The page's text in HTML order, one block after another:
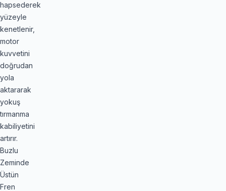
hapsederek
yüzeyle
kenetlenir,
motor
kuvvetini
doğrudan
yola
aktararak
yokuş
tırmanma
kabiliyetini
artırır.
Buzlu
Zeminde
Üstün
Fren